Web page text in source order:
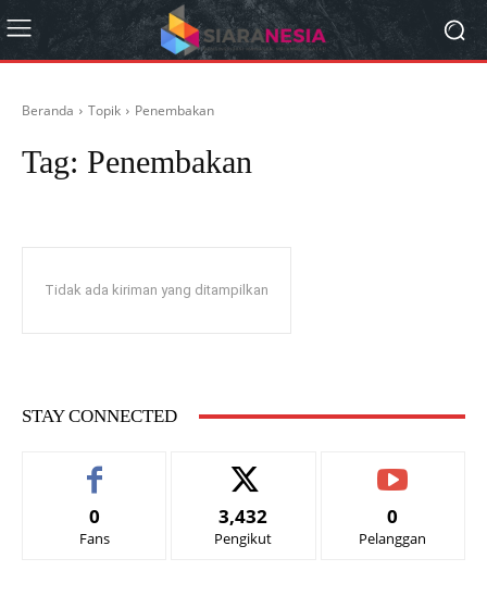
Beranda Topik Penembakan
Tag: Penembakan
Tidak ada kiriman yang ditampilkan
STAY CONNECTED
0
Fans
3,432
Pengikut
0
Pelanggan